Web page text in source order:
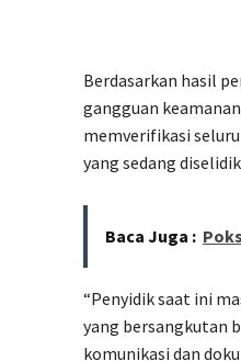
Berdasarkan hasil
gangguan
memverifikasi
yang sedang
Baca Juga :
“Penyidik saat ini
yang bersangkutan
komunikasi dan